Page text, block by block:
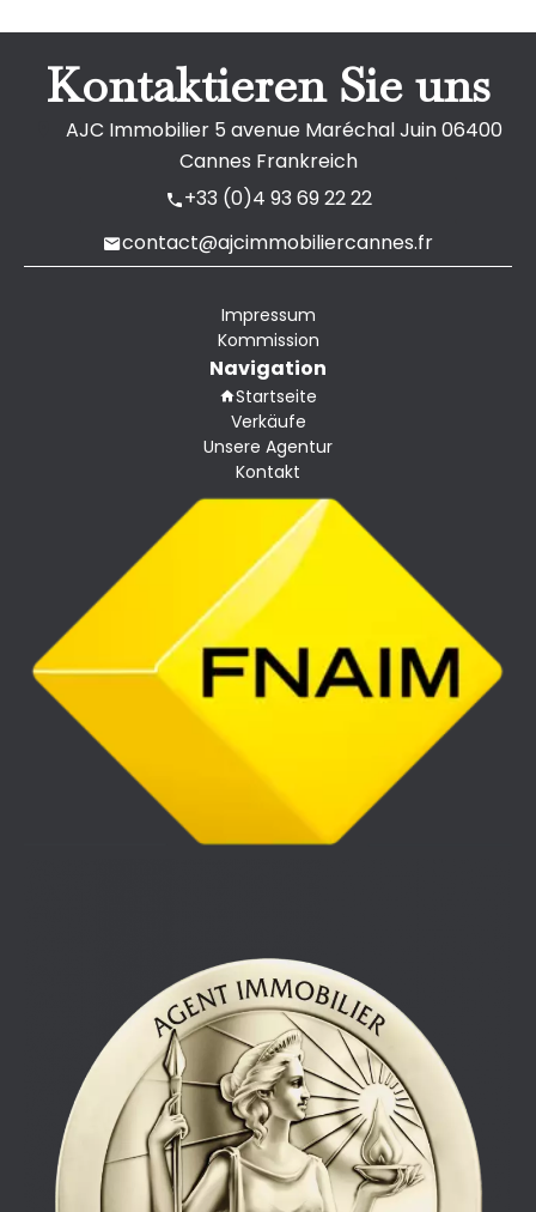
Kontaktieren Sie uns
AJC Immobilier5 avenue Maréchal Juin06400
Cannes Frankreich
+33 (0)4 93 69 22 22
contact@ajcimmobiliercannes.fr
Impressum
Kommission
Navigation
Startseite
Verkäufe
Unsere Agentur
Kontakt